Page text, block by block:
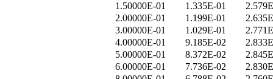
1.50000E-01
1.335E-01
2.00000E-01
1.199E-01
3.00000E-01
1.029E-01
4.00000E-01
9.185E-02
5.00000E-01
8.372E-02
6.00000E-01
7.736E-02